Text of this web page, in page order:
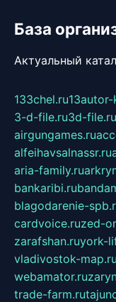
База
Актуальный
133chel.ru
3-d-file.ru3d-file.ru
airgungames.ru
alfeihavsalnassr.ru
aria-family.ru
bankaribi.ru
blagodarenie-
cardvoice.ruzed-
zarafshan.ruyork-
vladivostok-map.ru
webamator.ru
trade-farm.ru